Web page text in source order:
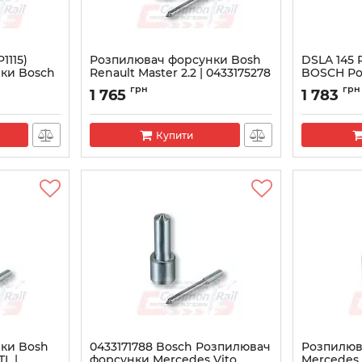
Bosсh
Розпилювач форсунки Bosh
Renault Master 2.2 | 0433175278
Артикул: 0433175278
1 765 грн
Купити
DSLA 145
BOSCH
форсунки
Артикул:
1 783 грн
Bosh
0433171788 Bosсh Розпилювач